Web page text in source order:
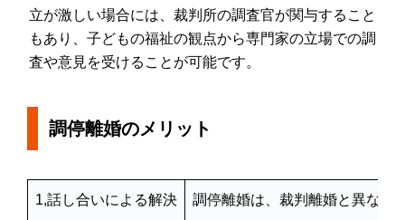
立が激しい場合には、裁判所の調査官が関与すること
もあり、子どもの福祉の観点から専門家の立場での調
査や意見を受けることが可能です。
調停離婚のメリット
1,話し合いによる解決 調停離婚は、裁判離婚と異なり